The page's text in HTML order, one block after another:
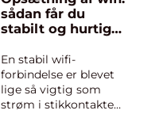
møbelpolstring i
stedet for at købe
sådan får du
stabilt og hurtigt
En stabil wifi-
forbindelse er blevet
lige så vigtig som
strøm i stikkontakten.